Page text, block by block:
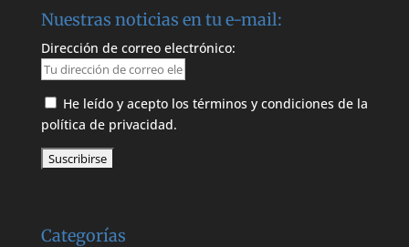
Nuestras noticias en tu e-mail:
Dirección de correo electrónico:
He leído y acepto los términos y condiciones de la
política de privacidad.
Categorías